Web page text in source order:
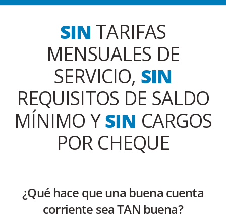
SIN TARIFAS
MENSUALES DE
SERVICIO, SIN
REQUISITOS DE SALDO
MÍNIMO YSIN CARGOS
POR CHEQUE
¿Qué hace que una buena cuenta
corriente sea TAN buena?